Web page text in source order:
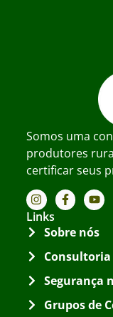
Somos uma
produtores
certificar seus
Links
Sobre nós
Segurança
Grupos de